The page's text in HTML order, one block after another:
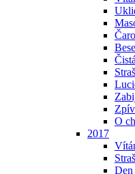
O
2017
Den